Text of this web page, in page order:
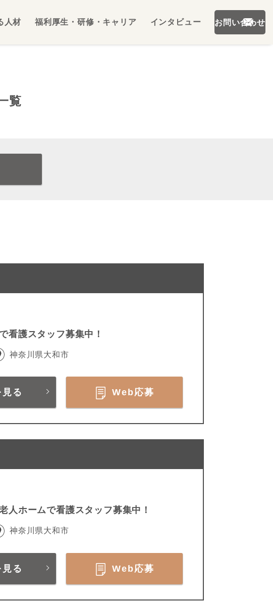
人材 福利厚生・研修・キャリア インタビュー お問い合わせ
覧
看護スタッフ募集中！
神奈川県大和市
る Web応募
人ホームで看護スタッフ募集中！
神奈川県大和市
る Web応募